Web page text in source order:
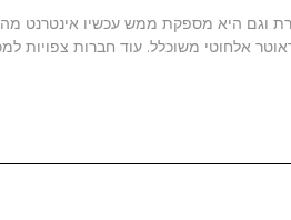
וגם היא מספקת ממש עכשיו אינטרנט
אלחוטי משוכלל. עוד חברות צפויות